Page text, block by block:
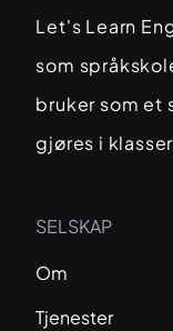
Let's Learn
som
bruker som et
gjøres i
SELSKAP
Om
Tjenester